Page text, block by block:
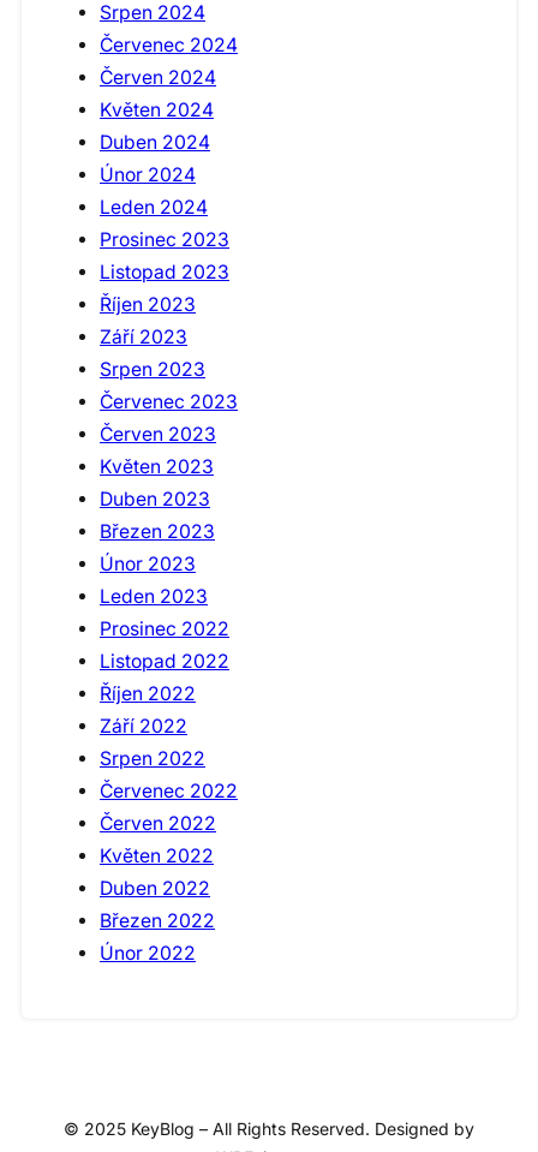
Srpen 2024
Červenec 2024
Červen 2024
Květen 2024
Duben 2024
Únor 2024
Leden 2024
Prosinec 2023
Listopad 2023
Říjen 2023
Září 2023
Srpen 2023
Červenec 2023
Červen 2023
Květen 2023
Duben 2023
Březen 2023
Únor 2023
Leden 2023
Prosinec 2022
Listopad 2022
Říjen 2022
Září 2022
Srpen 2022
Červenec 2022
Červen 2022
Květen 2022
Duben 2022
Březen 2022
Únor 2022
© 2025 KeyBlog – All Rights Reserved. Designed by